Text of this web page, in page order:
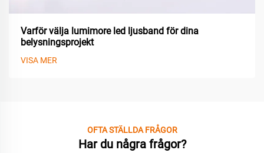
Varför välja lumimore led ljusband för dina
belysningsprojekt
VISA MER
OFTA STÄLLDA FRÅGOR
Har du några frågor?